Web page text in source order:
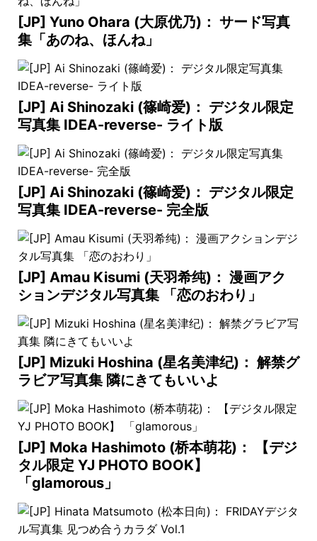
[JP] Yuno Ohara (大原优乃)： サード写真
集「あのね、ほんね」
[JP] Ai Shinozaki (篠崎爱)： デジタル限定
写真集 IDEA-reverse- ライト版
[JP] Ai Shinozaki (篠崎爱)： デジタル限定
写真集 IDEA-reverse- 完全版
[JP] Amau Kisumi (天羽希纯)： 漫画アク
ションデジタル写真集 「恋のおわり」
[JP] Mizuki Hoshina (星名美津纪)： 解禁グ
ラビア写真集 隣にきてもいいよ
[JP] Moka Hashimoto (桥本萌花)： 【デジ
タル限定 YJ PHOTO BOOK】
「glamorous」